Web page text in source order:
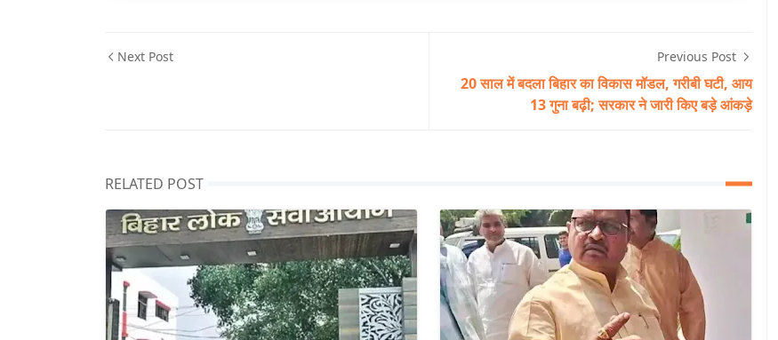
Next Post Previous Post
20 साल में बदला बिहार का विकास मॉडल, गरीबी घटी, आय
13 गुना बढ़ी; सरकार ने जारी किए बड़े आंकड़े
RELATED POST